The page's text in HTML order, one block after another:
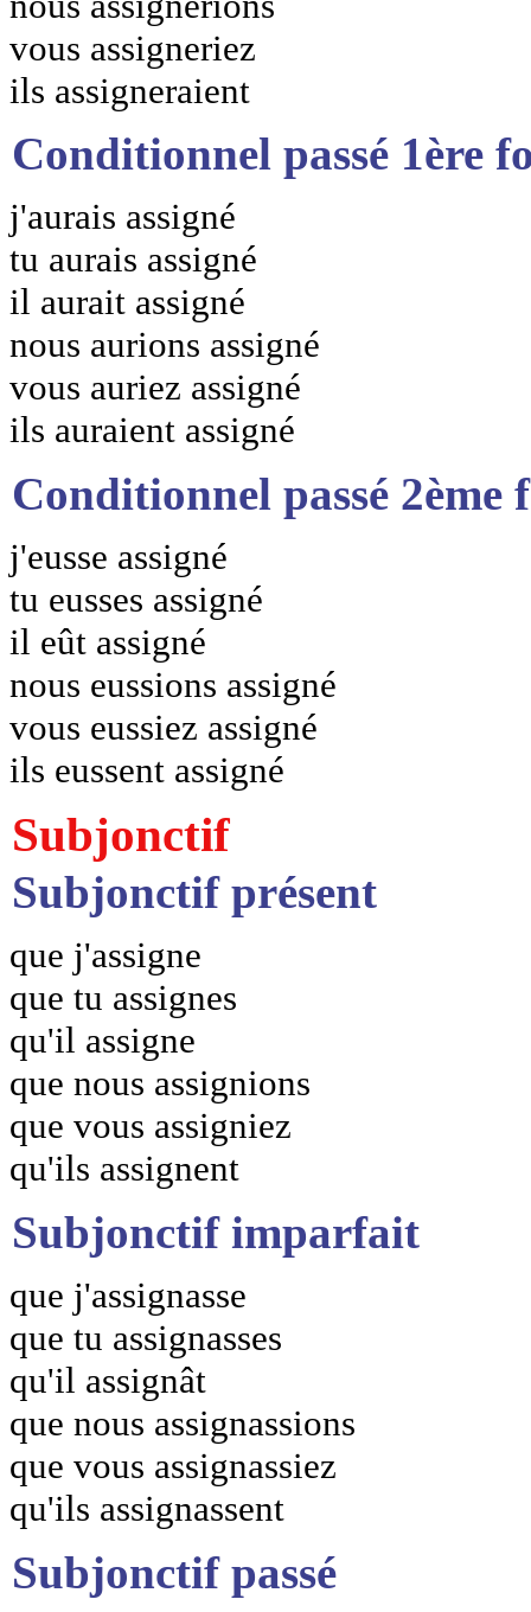
vous assigneriez
ils assigneraient
Conditionnel passé 1ère
j'aurais assigné
tu aurais assigné
il aurait assigné
nous aurions assigné
vous auriez assigné
ils auraient assigné
Conditionnel passé 2ème
j'eusse assigné
tu eusses assigné
il eût assigné
nous eussions assigné
vous eussiez assigné
ils eussent assigné
Subjonctif
Subjonctif présent
que j'assigne
que tu assignes
qu'il assigne
que nous assignions
que vous assigniez
qu'ils assignent
Subjonctif imparfait
que j'assignasse
que tu assignasses
qu'il assignât
que nous assignassions
que vous assignassiez
qu'ils assignassent
Subjonctif passé